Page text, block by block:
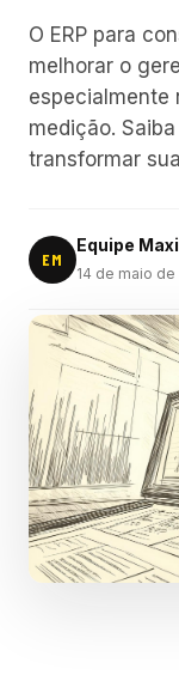
O ERP para
melhorar o
especialmente
medição.
transformar
EM
Equipe
14 de maio de